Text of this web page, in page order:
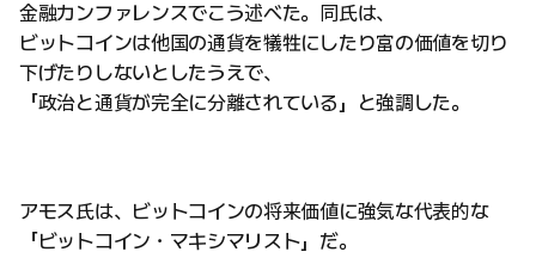
金融カンファレンスでこう述べた。同氏は、
ビットコインは他国の通貨を犠牲にしたり富の価値を切り
下げたりしないとしたうえで、
「政治と通貨が完全に分離されている」と強調した。
アモス氏は、ビットコインの将来価値に強気な代表的な
「ビットコイン・マキシマリスト」だ。